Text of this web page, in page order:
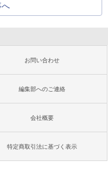
へ
お問い合わせ
編集部へのご連絡
会社概要
特定商取引法に基づく表示